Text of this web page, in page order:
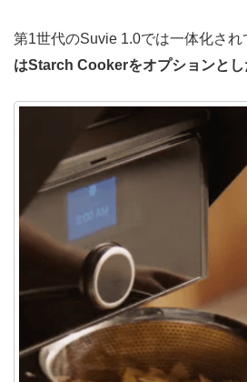
第1世代のSuvie 1.0では一体化され
はStarch Cookerをオプションとし